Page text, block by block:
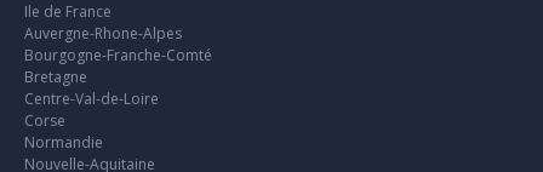
Ile de France
Auvergne-Rhone-Alpes
Bourgogne-Franche-Comté
Bretagne
Centre-Val-de-Loire
Corse
Normandie
Nouvelle-Aquitaine